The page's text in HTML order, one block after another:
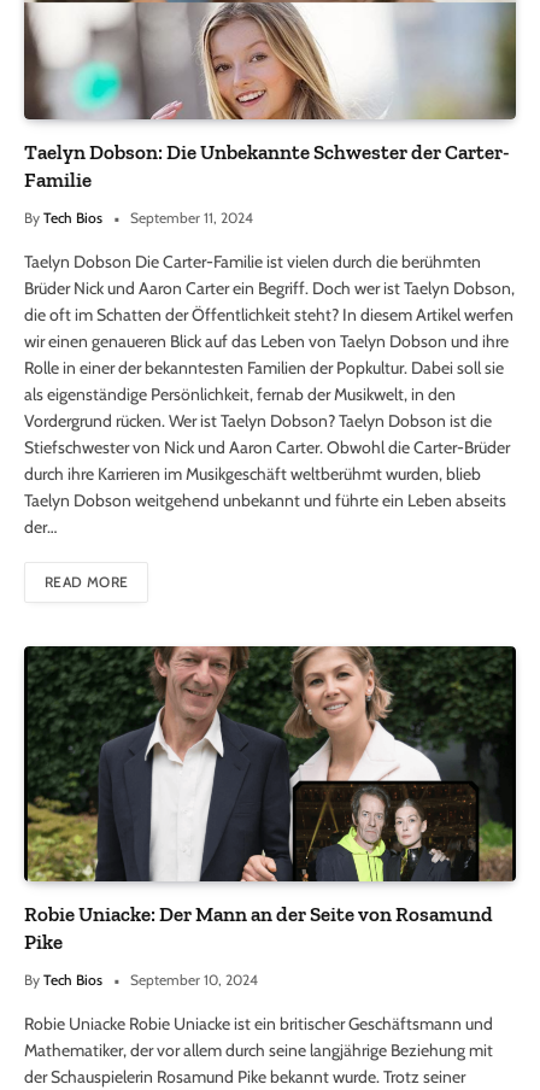
Taelyn Dobson: Die Unbekannte Schwester der Carter-
Familie
By Tech Bios September 11, 2024
Taelyn Dobson Die Carter-Familie ist vielen durch die berühmten
Brüder Nick und Aaron Carter ein Begriff. Doch wer ist Taelyn Dobson,
die oft im Schatten der Öffentlichkeit steht? In diesem Artikel werfen
wir einen genaueren Blick auf das Leben von Taelyn Dobson und ihre
Rolle in einer der bekanntesten Familien der Popkultur. Dabei soll sie
als eigenständige Persönlichkeit, fernab der Musikwelt, in den
Vordergrund rücken. Wer ist Taelyn Dobson? Taelyn Dobson ist die
Stiefschwester von Nick und Aaron Carter. Obwohl die Carter-Brüder
durch ihre Karrieren im Musikgeschäft weltberühmt wurden, blieb
Taelyn Dobson weitgehend unbekannt und führte ein Leben abseits
der…
READ MORE
Robie Uniacke: Der Mann an der Seite von Rosamund
Pike
By Tech Bios September 10, 2024
Robie Uniacke Robie Uniacke ist ein britischer Geschäftsmann und
Mathematiker, der vor allem durch seine langjährige Beziehung mit
der Schauspielerin Rosamund Pike bekannt wurde. Trotz seiner